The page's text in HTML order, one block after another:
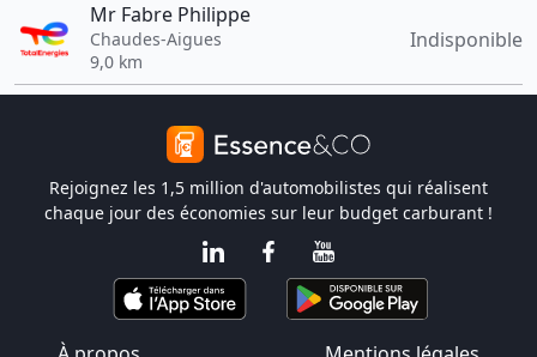
Mr Fabre Philippe
Chaudes-Aigues
9,0 km
Indisponible
Rejoignez les 1,5 million d'automobilistes qui réalisent
chaque jour des économies sur leur budget carburant !